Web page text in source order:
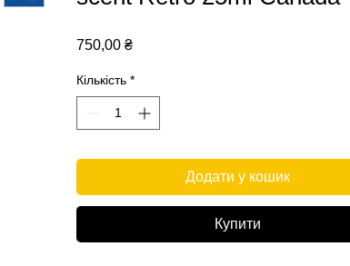
750,00 ₴Ціна
Кількість *
Додати у кошик
Купити